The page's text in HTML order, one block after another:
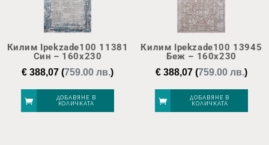
Килим Ipekzade100 11381
Син – 160х230
€ 388,07 (759.00 лв.)
ДОБАВЯНЕ В
КОЛИЧКАТА
Килим Ipekzade100 13945
Беж – 160х230
€388,07(759.00 лв.)
ДОБАВЯНЕ В
КОЛИЧКАТА